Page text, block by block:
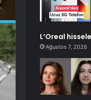
L’Oreal
Ağustos 7, 2026